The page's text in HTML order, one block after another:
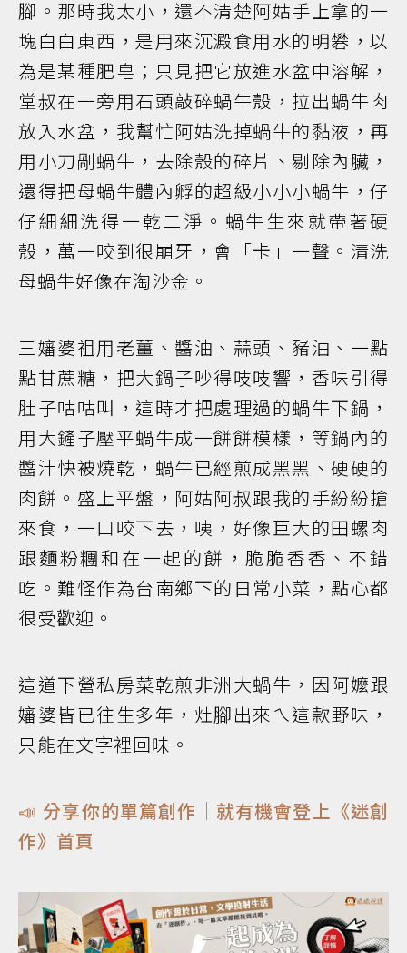
腳。那時我太小，還不清楚阿姑手上拿的一
塊白白東西，是用來沉澱食用水的明礬，以
為是某種肥皂；只見把它放進水盆中溶解，
堂叔在一旁用石頭敲碎蝸牛殼，拉出蝸牛肉
放入水盆，我幫忙阿姑洗掉蝸牛的黏液，再
用小刀剮蝸牛，去除殼的碎片、剔除內臟，
還得把母蝸牛體內孵的超級小小小蝸牛，仔
仔細細洗得一乾二淨。蝸牛生來就帶著硬
殼，萬一咬到很崩牙，會「卡」一聲。清洗
母蝸牛好像在淘沙金。
三嬸婆祖用老薑、醬油、蒜頭、豬油、一點
點甘蔗糖，把大鍋子吵得吱吱響，香味引得
肚子咕咕叫，這時才把處理過的蝸牛下鍋，
用大鏟子壓平蝸牛成一餅餅模樣，等鍋內的
醬汁快被燒乾，蝸牛已經煎成黑黑、硬硬的
肉餅。盛上平盤，阿姑阿叔跟我的手紛紛搶
來食，一口咬下去，咦，好像巨大的田螺肉
跟麵粉糰和在一起的餅，脆脆香香、不錯
吃。難怪作為台南鄉下的日常小菜，點心都
很受歡迎。
這道下營私房菜乾煎非洲大蝸牛，因阿嬤跟
嬸婆皆已往生多年，灶腳出來ㄟ這款野味，
只能在文字裡回味。
📣 分享你的單篇創作｜就有機會登上《迷創
作》首頁